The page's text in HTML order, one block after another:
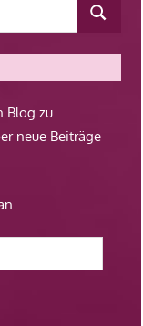
Blog zu
neue Beiträge